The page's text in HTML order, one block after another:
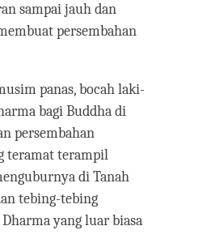
sampai jauh dan
persembahan
panas, bocah laki-
bagi Buddha di
persembahan
teramat terampil
di Tanah
tebing-tebing
yang luar biasa